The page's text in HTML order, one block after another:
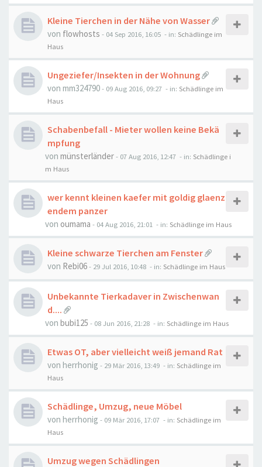
Kleine Tierchen in der Nähe von Wasser
von flowhosts - 04 Sep 2016, 16:05 - in: Schädlinge im
Haus
Ungeziefer/Insekten in der Wohnung
von mm324790- 09 Aug 2016, 09:27 - in: Schädlinge im
Haus
Schabenbefall - Mieter wollen keine Bekä
mpfung
von münsterländer- 07 Aug 2016, 12:47 - in: Schädlinge i
m Haus
wer kennt kleinen kaefer mit goldig glaenz
endem panzer
von oumama - 04 Aug 2016, 21:01 - in: Schädlinge im Haus
Kleine schwarze Tierchen am Fenster
von Rebi06- 29 Jul 2016, 10:48 - in: Schädlinge im Haus
Unbekannte Tierkadaver in Zwischenwan
d....
von bubi125 - 08 Jun 2016, 21:28 - in: Schädlinge im Haus
Etwas OT, aber vielleicht weiß jemand Rat
von herrhonig - 29 Mär 2016, 13:49 - in: Schädlinge im
Haus
Schädlinge, Umzug, neue Möbel
von herrhonig - 09 Mär 2016, 17:07 - in: Schädlinge im
Haus
Umzug wegen Schädlingen